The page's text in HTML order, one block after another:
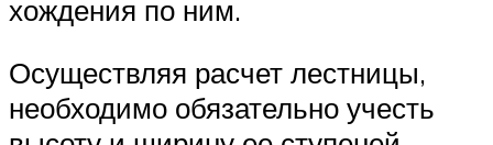
хождения по ним.
Осуществляя расчет лестницы,
необходимо обязательно учесть